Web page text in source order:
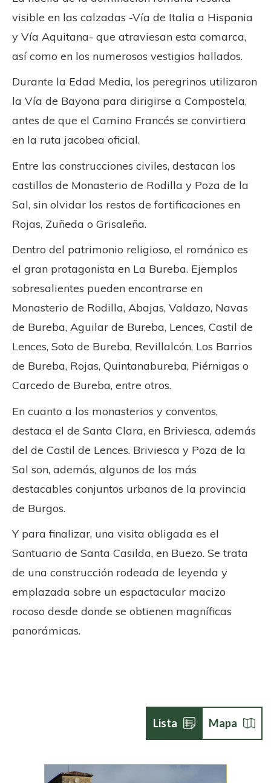
visible en las calzadas -Vía de Italia a Hispania
y Vía Aquitana- que atraviesan esta comarca,
así como en los numerosos vestigios hallados.
Durante la Edad Media, los peregrinos utilizaron
la Vía de Bayona para dirigirse a Compostela,
antes de que el Camino Francés se convirtiera
en la ruta jacobea oficial.
Entre las construcciones civiles, destacan los
castillos de Monasterio de Rodilla y Poza de la
Sal, sin olvidar los restos de fortificaciones en
Rojas, Zuñeda o Grisaleña.
Dentro del patrimonio religioso, el románico es
el gran protagonista en La Bureba. Ejemplos
sobresalientes pueden encontrarse en
Monasterio de Rodilla, Abajas, Valdazo, Navas
de Bureba, Aguilar de Bureba, Lences, Castil de
Lences, Soto de Bureba, Revillalcón, Los Barrios
de Bureba, Rojas, Quintanabureba, Piérnigas o
Carcedo de Bureba, entre otros.
En cuanto a los monasterios y conventos,
destaca el de Santa Clara, en Briviesca, además
del de Castil de Lences. Briviesca y Poza de la
Sal son, además, algunos de los más
destacables conjuntos urbanos de la provincia
de Burgos.
Y para finalizar, una visita obligada es el
Santuario de Santa Casilda, en Buezo. Se trata
de una construcción rodeada de leyenda y
emplazada sobre un espactacular macizo
rocoso desde donde se obtienen magníficas
panorámicas.
Lista Mapa